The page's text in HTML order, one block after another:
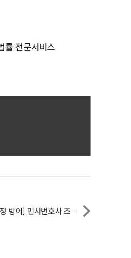
식인
야
전문변호사
률 전문서비스
[구상금 청구 피고입장 방어] 민사변호사 조력으로 피고 주장 문제 없음을 근거로 원고 청구 기각